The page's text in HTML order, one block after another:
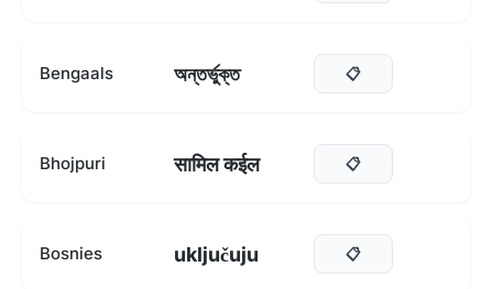
Bengaals অন্তর্ভুক্ত 📋
Bhojpuri सामिल कईल 📋
Bosnies uključuju 📋